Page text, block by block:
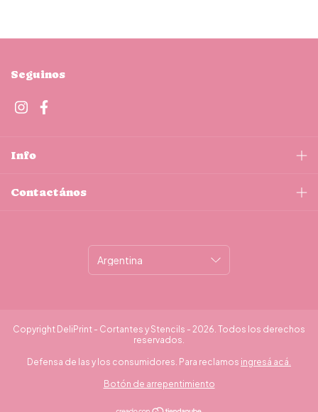
Seguinos
Info
Contactános
Copyright DeliPrint - Cortantes y Stencils - 2026. Todos los derechos
reservados.
Defensa de las y los consumidores. Para reclamos ingresá acá.
Botón de arrepentimiento